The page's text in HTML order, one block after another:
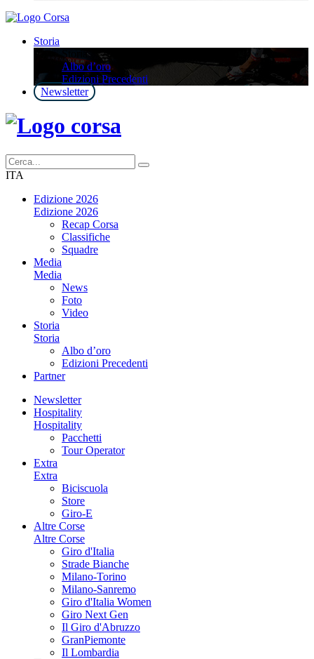
Storia
Storia
Albo d’oro
Edizioni Precedenti
Newsletter
ITA
Edizione 2026
Edizione 2026
Recap Corsa
Classifiche
Squadre
Media
Media
News
Foto
Video
Storia
Storia
Albo d’oro
Edizioni Precedenti
Partner
Newsletter
Hospitality
Hospitality
Pacchetti
Tour Operator
Extra
Extra
Biciscuola
Store
Giro-E
Altre Corse
Altre Corse
Giro d'Italia
Strade Bianche
Milano-Torino
Milano-Sanremo
Giro d'Italia Women
Giro Next Gen
Il Giro d'Abruzzo
GranPiemonte
Il Lombardia